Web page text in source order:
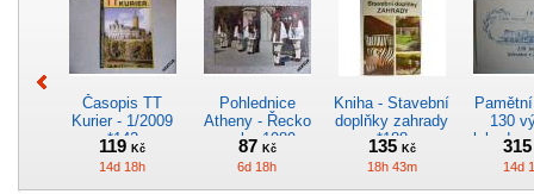
Časopis TT
Kurier - 1/2009
*142
119Kč
14d 18h
Pohlednice
Atheny - Řecko
z roku 1989.
Nová nepoužitá
*5019
87 Kč
6d 18h
Kniha - Stavební
doplňky zahrady
*188
135 Kč
18h 43m
130
14d